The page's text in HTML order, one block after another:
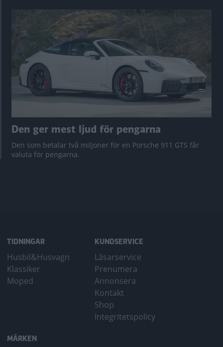
Den ger mest ljud för pengarna
Den som betalar två miljoner för en Porsche 911 GTS får
valuta för pengarna.
TIDNINGAR
Husbil&Husvagn
Klassiker
Moped
KUNDSERVICE
Läsarservice
Prenumera
Annonsera
Kontakt
Shop
Integritetspolicy
MÄRKEN